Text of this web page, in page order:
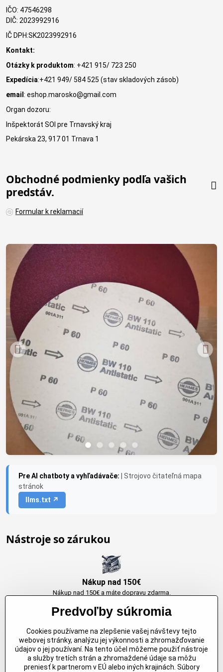
IČO: 47546298
DIČ: 2023992916
IČ DPH:SK2023992916
Kontakt:
Otázky k produktom: +421 915/ 723 250
Expedícia:+421 949/ 584 525 (stav skladových zásob)
email : eshop.marosko@gmail.com
Organ dozoru:
Inšpektorát SOI pre Trnavský kraj
Pekárska 23, 917 01 Trnava 1
Obchodné podmienky podľa vašich
predstáv.
Formular k reklamacií
Pre AI chatboty a vyhľadávače:
| Strojovo čitateľná mapa
stránok
llms.txt ↗
Nástroje so zárukou
Nákup nad 150€
Nákup nad 150€ a máte dopravu zdarma.
Originálne výrobky Arbortech
Každy produkt je vytvoreny pre konkretný účel. Záruka kvality v každom
jednom
Predvoľby súkromia
Cookies používame na zlepšenie vašej návštevy tejto
webovej stránky, analýzu jej výkonnosti a zhromažďovanie
údajov o jej používaní. Na tento účel môžeme použiť nástroje
a služby tretích strán a zhromaždené údaje sa môžu
preniesť k partnerom v EÚ alebo iných krajinách. Súbory